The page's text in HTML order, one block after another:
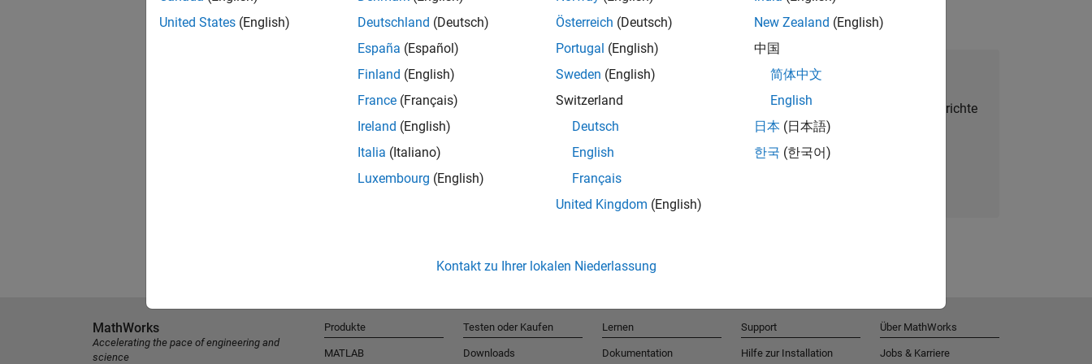
Talent Network beitreten
Erhalten Sie personalisierte Stellenangebote, Berichte
und Unternehmensneuigkeiten.
United States (English)
Deutschland (Deutsch)
España (Español)
Finland (English)
France (Français)
Ireland (English)
Italia (Italiano)
Luxembourg (English)
Österreich (Deutsch)
Portugal (English)
Sweden (English)
Switzerland
Deutsch
English
Français
United Kingdom (English)
New Zealand (English)
中国
简体中文
English
日本 (日本語)
한국 (한국어)
Kontakt zu Ihrer lokalen Niederlassung
MathWorks
Accelerating the pace of engineering and
science
Produkte
MATLAB
Testen oder Kaufen
Downloads
Lernen
Dokumentation
Support
Hilfe zur Installation
Über MathWorks
Jobs & Karriere